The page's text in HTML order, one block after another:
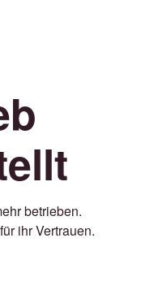
betrieben.
ihr Vertrauen.